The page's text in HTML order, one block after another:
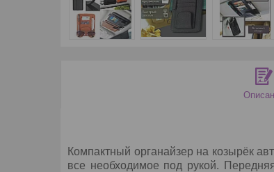
Компактный органайзер на козырёк
все необходимое под рукой.